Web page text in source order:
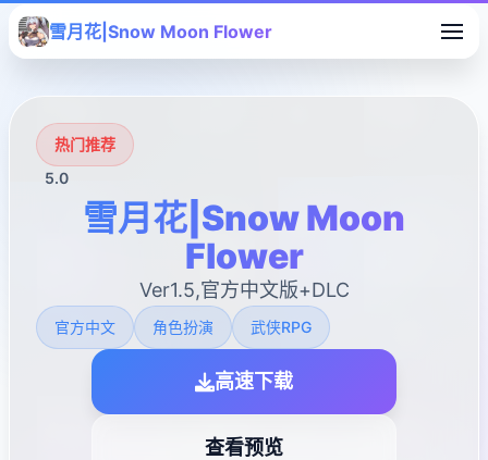
雪月花|Snow Moon Flower
热门推荐
5.0
雪月花|Snow Moon
Flower
Ver1.5,官方中文版+DLC
官方中文 角色扮演 武侠RPG
高速下载
查看预览